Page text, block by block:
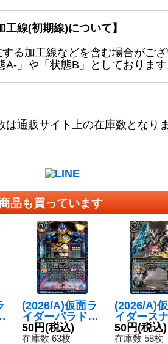
工線(初期線)について】
る加工線などを含む場合がご
」や「状態B」としております
通販サイト上の在庫数となり
品も買っています
(2026/A)仮面ラ
イダーパラドク
スパズルゲーマ
ーレベル50
50円(税込)
在庫数 63枚
(2026/A)
イダース
ハンターシ
ティングゲ
50円(税込)
在庫数 58枚